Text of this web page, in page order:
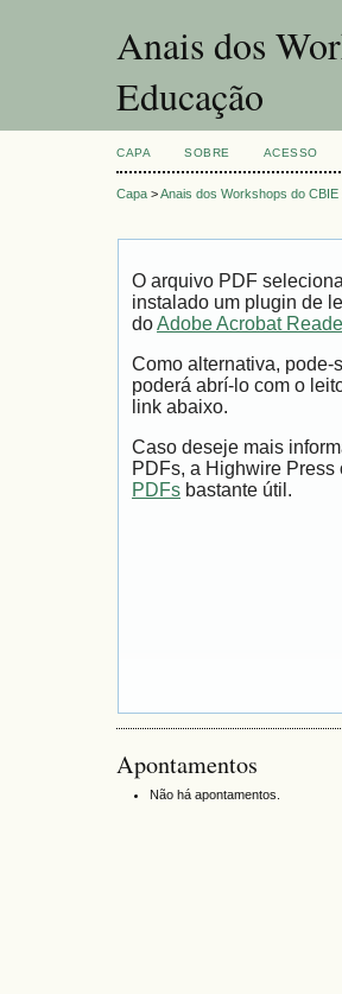
Anais dos
Educação
CAPA SOBRE ACESSO
Capa >Anais dos Workshops do CBIE
O arquivo PDF
instalado um plugin de
doAdobe Acrobat
Como alternativa, pode-
poderá abrí-lo com o
link abaixo.
Caso deseje mais
PDFs, a Highwire
PDFs bastante útil.
Apontamentos
Não há apontamentos.